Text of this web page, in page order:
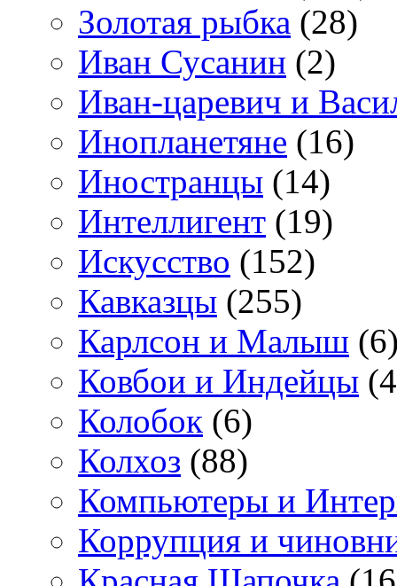
Золотая рыбка (28)
Иван Сусанин (2)
Иван-царевич и
Инопланетяне (16)
Иностранцы (14)
Интеллигент (19)
Искусство (152)
Кавказцы (255)
Карлсон и Малыш
Ковбои и Индейцы
Колобок (6)
Колхоз (88)
Компьютеры и
Коррупция и